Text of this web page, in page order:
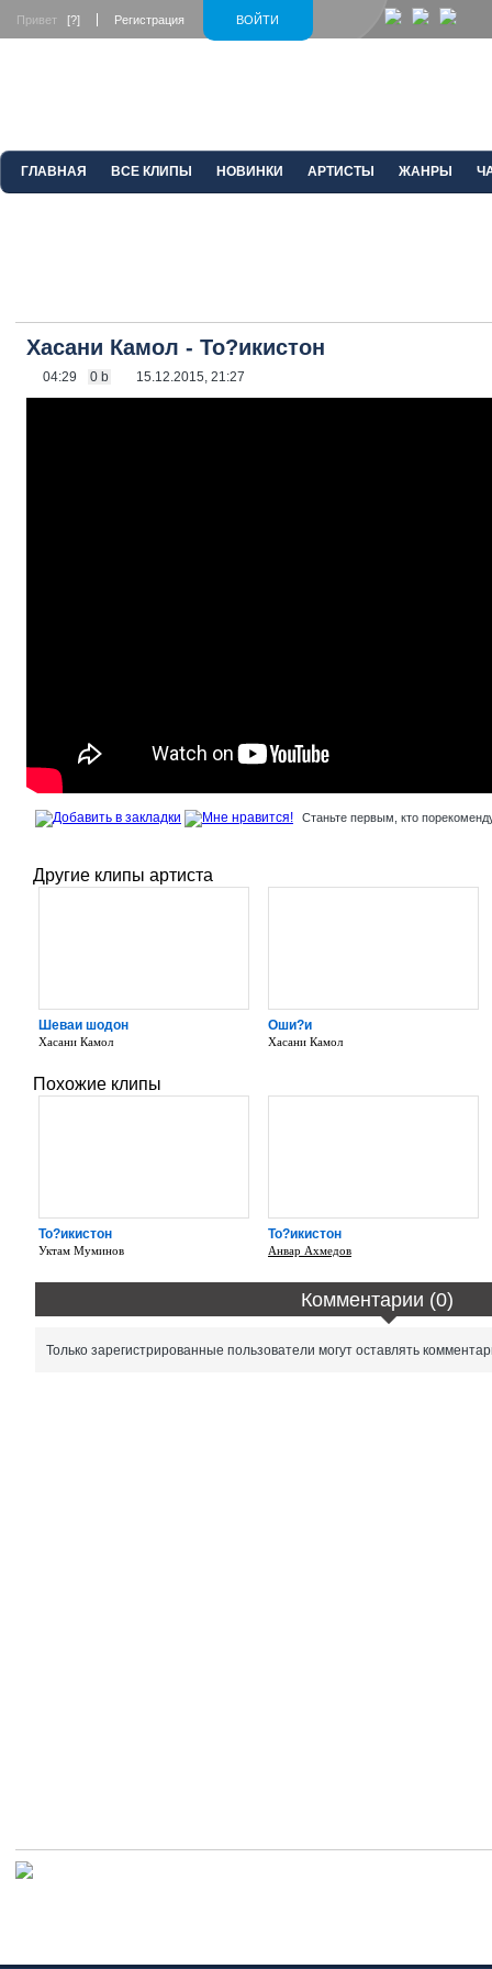
ВОЙТИ
Привет [?] Регистрация
ГЛАВНАЯ ВСЕ КЛИПЫ НОВИНКИ АРТИСТЫ ЖАНРЫ
Хасани Камол - То?икистон
04:29 0 b 15.12.2015, 21:27
Станьте первым, кто
Другие клипы артиста
Шеваи шодон
Хасани Камол
Оши?и
Хасани Камол
Похожие клипы
То?икистон
Уктам Муминов
То?икистон
Анвар Ахмедов
Комментарии (0)
Только зарегистрированные пользователи могут оставлять